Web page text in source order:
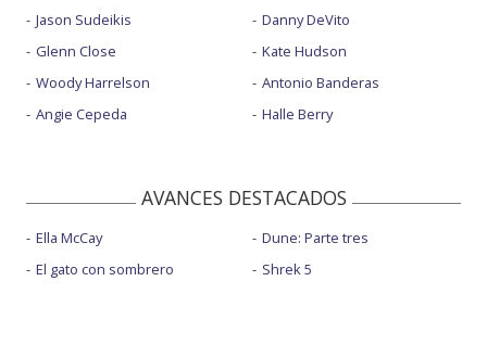
Jason Sudeikis
Glenn Close
Woody Harrelson
Angie Cepeda
Danny DeVito
Kate Hudson
Antonio Banderas
Halle Berry
AVANCES DESTACADOS
Ella McCay
El gato con sombrero
Dune: Parte tres
Shrek 5